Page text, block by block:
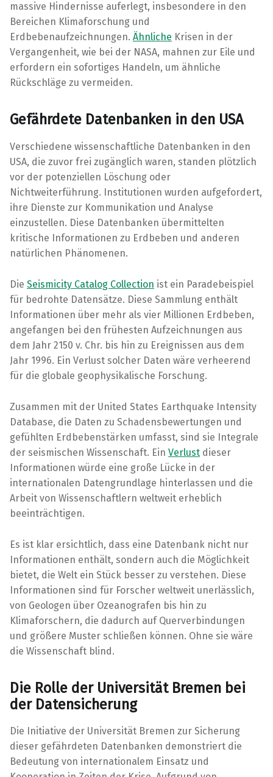
massive Hindernisse auferlegt, insbesondere in den
Bereichen Klimaforschung und
Erdbebenaufzeichnungen. Ähnliche Krisen in der
Vergangenheit, wie bei der NASA, mahnen zur Eile und
erfordern ein sofortiges Handeln, um ähnliche
Rückschläge zu vermeiden.
Gefährdete Datenbanken in den USA
Verschiedene wissenschaftliche Datenbanken in den
USA, die zuvor frei zugänglich waren, standen plötzlich
vor der potenziellen Löschung oder
Nichtweiterführung. Institutionen wurden aufgefordert,
ihre Dienste zur Kommunikation und Analyse
einzustellen. Diese Datenbanken übermittelten
kritische Informationen zu Erdbeben und anderen
natürlichen Phänomenen.
Die Seismicity Catalog Collection ist ein Paradebeispiel
für bedrohte Datensätze. Diese Sammlung enthält
Informationen über mehr als vier Millionen Erdbeben,
angefangen bei den frühesten Aufzeichnungen aus
dem Jahr 2150 v. Chr. bis hin zu Ereignissen aus dem
Jahr 1996. Ein Verlust solcher Daten wäre verheerend
für die globale geophysikalische Forschung.
Zusammen mit der United States Earthquake Intensity
Database, die Daten zu Schadensbewertungen und
gefühlten Erdbebenstärken umfasst, sind sie Integrale
der seismischen Wissenschaft. Ein Verlust dieser
Informationen würde eine große Lücke in der
internationalen Datengrundlage hinterlassen und die
Arbeit von Wissenschaftlern weltweit erheblich
beeinträchtigen.
Es ist klar ersichtlich, dass eine Datenbank nicht nur
Informationen enthält, sondern auch die Möglichkeit
bietet, die Welt ein Stück besser zu verstehen. Diese
Informationen sind für Forscher weltweit unerlässlich,
von Geologen über Ozeanografen bis hin zu
Klimaforschern, die dadurch auf Querverbindungen
und größere Muster schließen können. Ohne sie wäre
die Wissenschaft blind.
Die Rolle der Universität Bremen bei
der Datensicherung
Die Initiative der Universität Bremen zur Sicherung
dieser gefährdeten Datenbanken demonstriert die
Bedeutung von internationalem Einsatz und